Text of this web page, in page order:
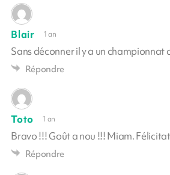
Blair 1 an
Sans déconner il y a un championnat
Répondre
Toto 1 an
Bravo !!! Goût a nou !!! Miam.
Répondre